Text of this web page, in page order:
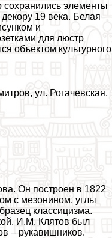
сохранились элементы
19 века. Белая
и
для люстр
объектом культурного
ул. Рогачевская,
Он построен в 1822
с мезонином, углы
классицизма.
И.М. Клятов был
– рукавишников.